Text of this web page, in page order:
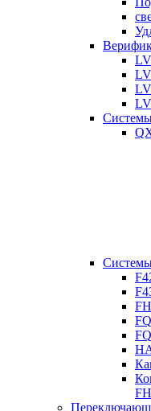
Системы